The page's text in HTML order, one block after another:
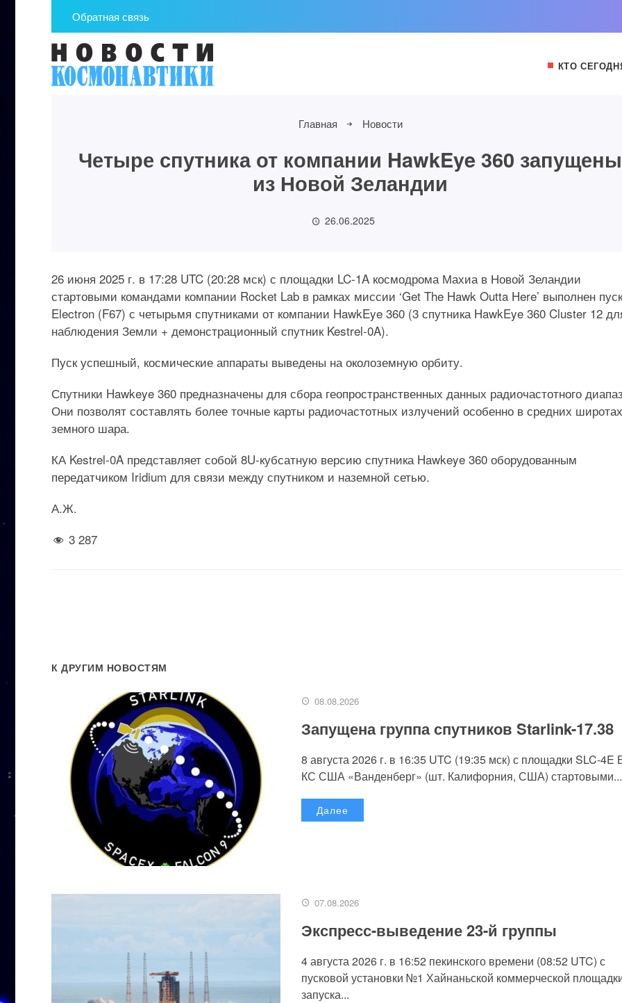
Обратная связь
КТО
Главная Новости
Четыре спутника от компании HawkEye 360 запущены
из Новой Зеландии
26.06.2025
26 июня 2025 г. в 17:28 UTC (20:28 мск) с площадки LC-1A космодрома Махиа в Новой Зеландии
стартовыми командами компании Rocket Lab в рамках миссии ‘Get The Hawk Outta Here’ выполнен
Electron (F67) с четырьмя спутниками от компании HawkEye 360 (3 спутника HawkEye 360 Cluster 12
наблюдения Земли + демонстрационный спутник Kestrel-0A).
Пуск успешный, космические аппараты выведены на околоземную орбиту.
Спутники Hawkeye 360 предназначены для сбора геопространственных данных радиочастотного
Они позволят составлять более точные карты радиочастотных излучений особенно в средних широтах
земного шара.
КА Kestrel-0A представляет собой 8U-кубсатную версию спутника Hawkeye 360 оборудованным
передатчиком Iridium для связи между спутником и наземной сетью.
А.Ж.
3 287
К ДРУГИМ НОВОСТЯМ
08.08.2026
Запущена группа спутников Starlink-17.38
8 августа 2026 г. в 16:35 UTC (19:35 мск) с площадки SLC-4E
КС США «Ванденберг» (шт. Калифорния, США) стартовыми...
Далее
07.08.2026
Экспресс-выведение 23-й группы
4 августа 2026 г. в 16:52 пекинского времени (08:52 UTC) с
пусковой установки №1 Хайнаньской коммерческой
запуска...